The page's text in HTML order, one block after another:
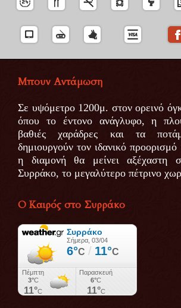
Μπουν Αντάμωση
Σε υψόμετρο 1200μ. στον ορεινό
όπου το έντονο ανάγλυφο, η
βαθιές χαράδρες και τα
δημιουργούν τον ιδανικό προορισμό
η διαμονή θα μείνει αξέχαστη
Συρράκο, το μεγαλύτερο πέτρινο
Ο Καιρός στο Συρράκο